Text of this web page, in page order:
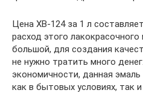
Цена ХВ-124 за 1 л
расход этого
большой, для создания
не нужно тратить много
экономичности, данная
как в бытовых условиях, так